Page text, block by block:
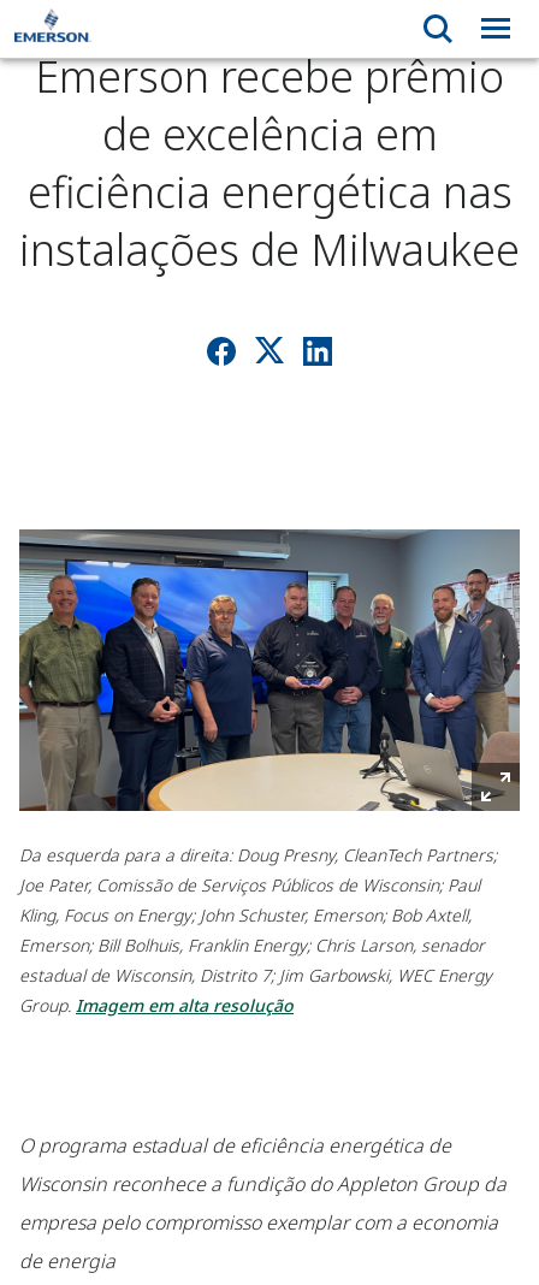
Emerson recebe prêmio
de excelência em
eficiência energética nas
instalações de Milwaukee
Da esquerda para a direita: Doug Presny, CleanTech Partners;
Joe Pater, Comissão de Serviços Públicos de Wisconsin; Paul
Kling, Focus on Energy; John Schuster, Emerson; Bob Axtell,
Emerson; Bill Bolhuis, Franklin Energy; Chris Larson, senador
estadual de Wisconsin, Distrito 7; Jim Garbowski, WEC Energy
Group. Imagem em alta resolução
O programa estadual de eficiência energética de
Wisconsin reconhece a fundição do Appleton Group da
empresa pelo compromisso exemplar com a economia
de energia